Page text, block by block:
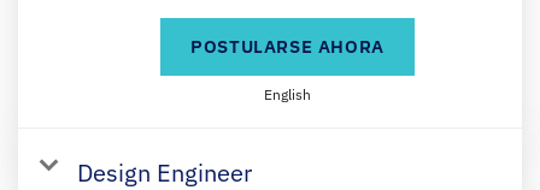
POSTULARSE AHORA
English
Design Engineer